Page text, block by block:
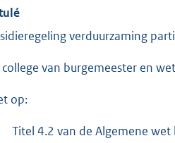
verduurzaming
van burgemeester en
op:
Titel 4.2 van de Algemene wet